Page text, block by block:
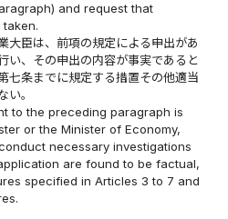
and request that
大臣は、前項の規定による申出があ
い、その申出の内容が事実であると
七条までに規定する措置その他適当
い。
to the preceding paragraph is
or the Minister of Economy,
necessary investigations
are found to be factual,
specified in Articles 3 to 7 and